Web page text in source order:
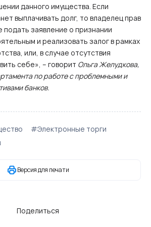
данного имущества. Если
выплачивать долг, то владелец прав
подать заявление о признании
и реализовать залог в рамках
или, в случае отсутствия
себе», – говорит Ольга Желудкова,
по работе с проблемными и
банков.
#Электронные торги
Версия для печати
Поделиться